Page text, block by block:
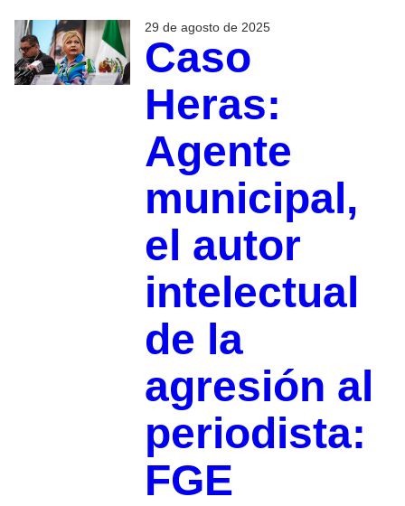
29 de agosto de 2025
Caso
Heras:
Agente
municipal,
el autor
intelectual
de la
agresión al
periodista:
FGE